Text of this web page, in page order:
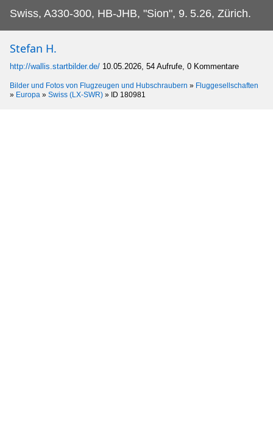
Swiss, A330-300, HB-JHB, "Sion", 9. 5.26, Zürich.
Stefan H.
http://wallis.startbilder.de/ 10.05.2026, 54 Aufrufe, 0 Kommentare
Bilder und Fotos von Flugzeugen und Hubschraubern » Fluggesellschaften
» Europa » Swiss (LX-SWR) » ID 180981